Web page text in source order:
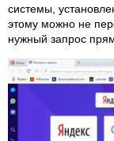
системы,
этому можно не
нужный запрос